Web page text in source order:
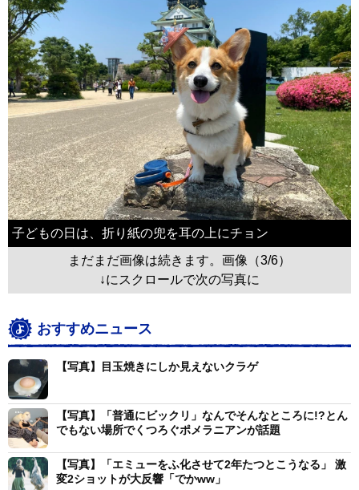
子どもの日は、折り紙の兜を耳の上にチョン
まだまだ画像は続きます。画像（3/6）
↓にスクロールで次の写真に
おすすめニュース
【写真】目玉焼きにしか見えないクラゲ
【写真】「普通にビックリ」なんでそんなところに!?とん
でもない場所でくつろぐポメラニアンが話題
【写真】「エミューをふ化させて2年たつとこうなる」 激
変2ショットが大反響「でかww」